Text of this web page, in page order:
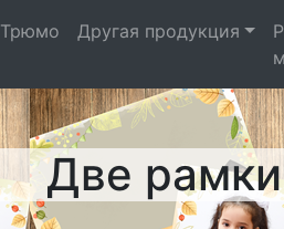
Трюмо Другая продукция
Две